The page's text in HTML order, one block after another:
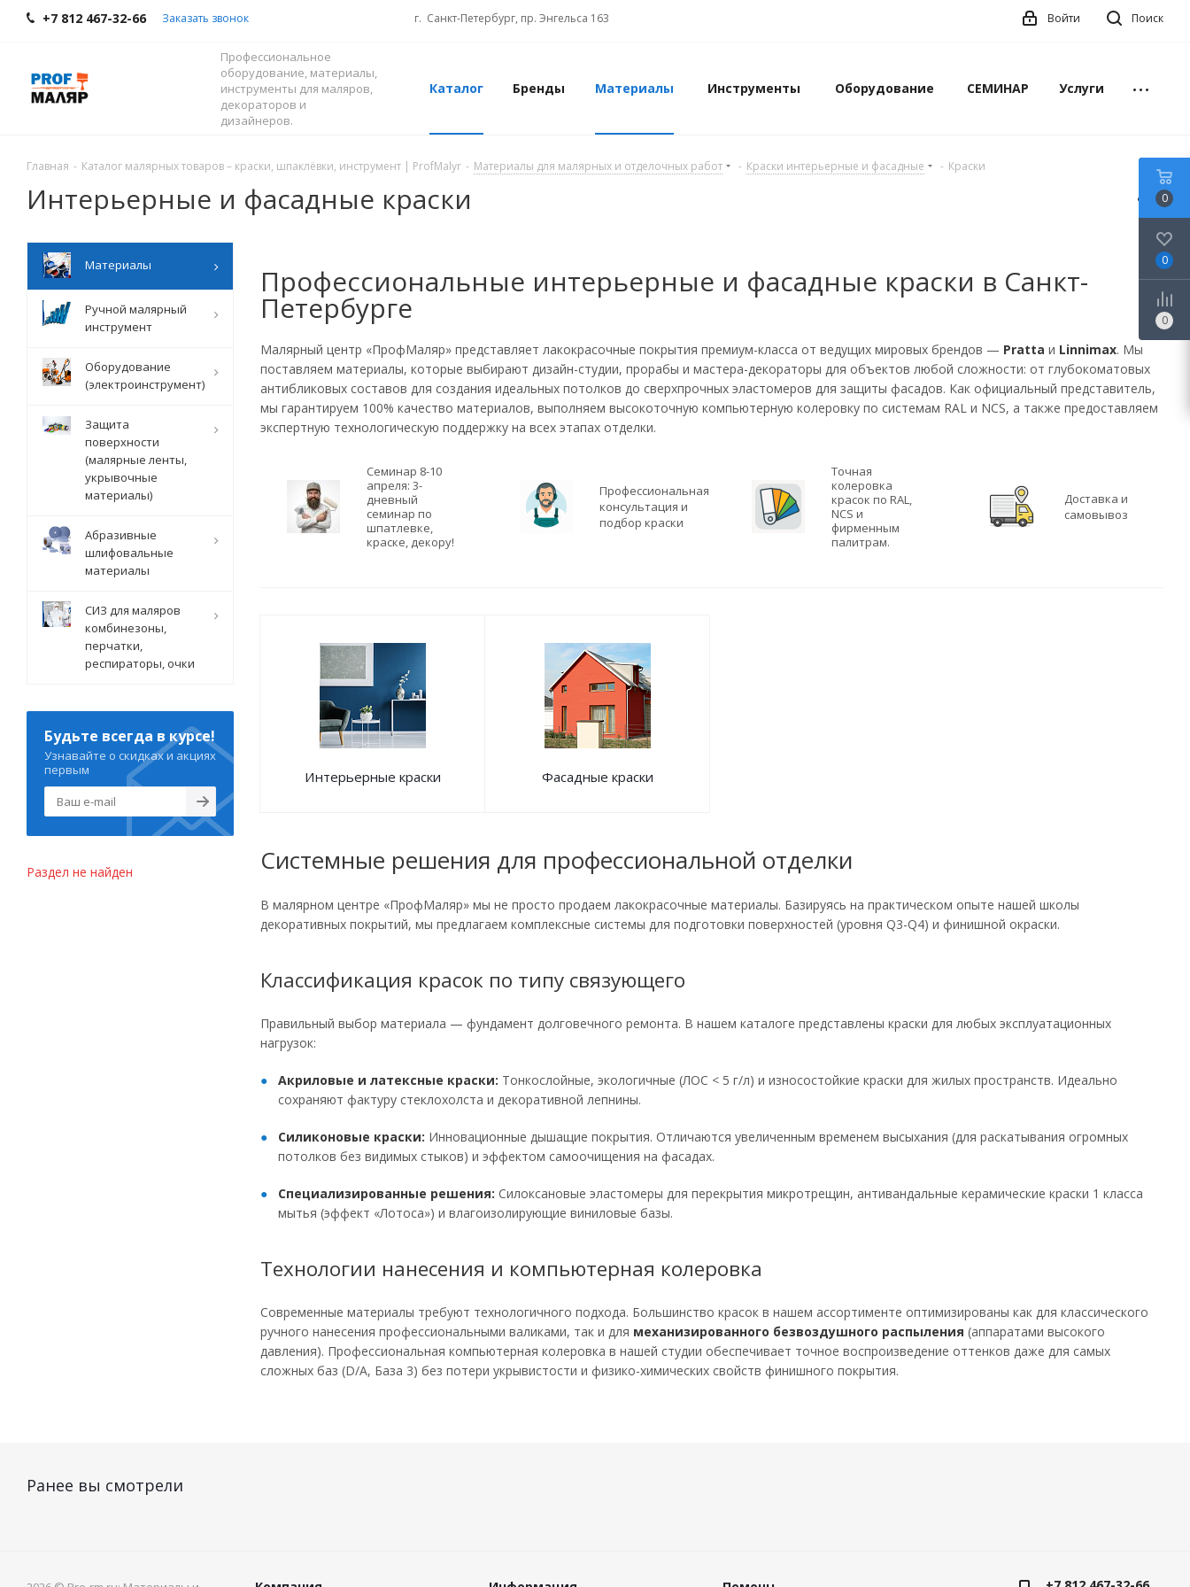
+7 812 467-32-66 Заказать звонок г. Санкт-Петербург, пр. Энгельса 163 Поиск
Войти
Профессиональное
оборудование, материалы,
инструменты для маляров,
декораторов и
дизайнеров.
Каталог Бренды Материалы Инструменты Оборудование СЕМИНАР Услуги
Главная - Каталог малярных товаров – краски, шпаклёвки, инструмент | ProfMalyr - Материалы для малярных и отделочных работ - Краски интерьерные и фасадные - Краски
Интерьерные и фасадные краски
Профессиональные интерьерные и фасадные краски в Санкт-
Петербурге
Малярный центр «ПрофМаляр» представляет лакокрасочные покрытия премиум-класса от ведущих мировых брендов — Pratta и Linnimax. Мы
поставляем материалы, которые выбирают дизайн-студии, прорабы и мастера-декораторы для объектов любой сложности: от глубокоматовых
антибликовых составов для создания идеальных потолков до сверхпрочных эластомеров для защиты фасадов. Как официальный представитель,
мы гарантируем 100% качество материалов, выполняем высокоточную компьютерную колеровку по системам RAL и NCS, а также предоставляем
экспертную технологическую поддержку на всех этапах отделки.
Семинар 8-10
апреля: 3-
дневный
семинар по
шпатлевке,
краске, декору!
Профессиональная
консультация и
подбор краски
Точная
колеровка
красок по RAL,
NCS и
фирменным
палитрам.
Доставка и
самовывоз
Интерьерные краски Фасадные краски
Системные решения для профессиональной отделки
В малярном центре «ПрофМаляр» мы не просто продаем лакокрасочные материалы. Базируясь на практическом опыте нашей школы
декоративных покрытий, мы предлагаем комплексные системы для подготовки поверхностей (уровня Q3-Q4) и финишной окраски.
Классификация красок по типу связующего
Правильный выбор материала — фундамент долговечного ремонта. В нашем каталоге представлены краски для любых эксплуатационных
нагрузок:
Акриловые и латексные краски: Тонкослойные, экологичные (ЛОС < 5 г/л) и износостойкие краски для жилых пространств. Идеально
сохраняют фактуру стеклохолста и декоративной лепнины.
Силиконовые краски: Инновационные дышащие покрытия. Отличаются увеличенным временем высыхания (для раскатывания огромных
потолков без видимых стыков) и эффектом самоочищения на фасадах.
Специализированные решения: Силоксановые эластомеры для перекрытия микротрещин, антивандальные керамические краски 1 класса
мытья (эффект «Лотоса») и влагоизолирующие виниловые базы.
Технологии нанесения и компьютерная колеровка
Современные материалы требуют технологичного подхода. Большинство красок в нашем ассортименте оптимизированы как для классического
ручного нанесения профессиональными валиками, так и для механизированного безвоздушного распыления (аппаратами высокого
давления). Профессиональная компьютерная колеровка в нашей студии обеспечивает точное воспроизведение оттенков даже для самых
сложных баз (D/A, База 3) без потери укрывистости и физико-химических свойств финишного покрытия.
Mатериалы
Ручной малярный
инструмент
Оборудование
(электроинструмент)
Защита
поверхности
(малярные ленты,
укрывочные
материалы)
Абразивные
шлифовальные
материалы
СИЗ для маляров
комбинезоны,
перчатки,
респираторы, очки
Будьте всегда в курсе!
Узнавайте о скидках и акциях
первым
Раздел не найден
Ранее вы смотрели
0
0
0